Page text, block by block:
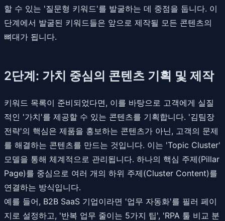
할 수 있는 '질문형 키워드'를 발굴하는 데 중점을 둡니다. 이
단계에서 발굴된 키워드들은 앞으로 제작될 모든 콘텐츠의
뼈대가 됩니다.
2단계: 가치 중심의 콘텐츠 기획 및 제작
키워드 목록이 준비되었다면, 이를 바탕으로 고객에게 실질
적인 '가치'를 제공할 수 있는 콘텐츠를 기획합니다. '김팀장
전략'의 핵심은 제품을 홍보하는 콘텐츠가 아닌, 고객의 문제
를 해결하는 콘텐츠를 만드는 것입니다. 이는 'Topic Cluster'
모델을 통해 체계적으로 관리됩니다. 하나의 핵심 주제(Pillar
Page)를 중심으로 여러 개의 하위 주제(Cluster Content)를
연결하는 방식입니다.
예를 들어, B2B SaaS 기업이라면 '업무 자동화'를 필러 페이
지로 설정하고, '반복 업무 줄이는 5가지 팁', 'RPA 툴 비교 분